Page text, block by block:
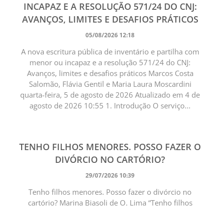
INCAPAZ E A RESOLUÇÃO 571/24 DO CNJ:
AVANÇOS, LIMITES E DESAFIOS PRÁTICOS
05/08/2026 12:18
A nova escritura pública de inventário e partilha com
menor ou incapaz e a resolução 571/24 do CNJ:
Avanços, limites e desafios práticos Marcos Costa
Salomão, Flávia Gentil e Maria Laura Moscardini
quarta-feira, 5 de agosto de 2026 Atualizado em 4 de
agosto de 2026 10:55 1. Introdução O serviço...
TENHO FILHOS MENORES. POSSO FAZER O
DIVÓRCIO NO CARTÓRIO?
29/07/2026 10:39
Tenho filhos menores. Posso fazer o divórcio no
cartório? Marina Biasoli de O. Lima “Tenho filhos